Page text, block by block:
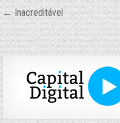
Navegação
de
Post
← Inacreditável